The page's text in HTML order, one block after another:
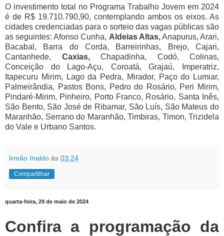
O investimento total no Programa Trabalho Jovem em 2024
é de R$ 19.710.790,90, contemplando ambos os eixos. As
cidades credenciadas para o sorteio das vagas públicas são
as seguintes: Afonso Cunha, Aldeias Altas,Anapurus, Arari,
Bacabal, Barra do Corda, Barreirinhas, Brejo, Cajari,
Cantanhede, Caxias, Chapadinha, Codó, Colinas,
Conceição do Lago-Açu, Coroatá, Grajaú, Imperatriz,
Itapecuru Mirim, Lago da Pedra, Mirador, Paço do Lumiar,
Palmeirândia, Pastos Bons, Pedro do Rosário, Peri Mirim,
Pindaré-Mirim, Pinheiro, Porto Franco, Rosário, Santa Inês,
São Bento, São José de Ribamar, São Luís, São Mateus do
Maranhão, Serrano do Maranhão, Timbiras, Timon, Trizidela
do Vale e Urbano Santos.
Irmão Inaldo às 03:24
Compartilhar
quarta-feira, 29 de maio de 2024
Confira a programação da